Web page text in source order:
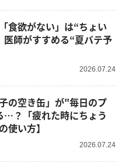
食欲がない」は“ちょい
医師がすすめる“夏バテ予
2026.07.24
の空き缶」が"毎日のプ
…？「疲れた時にちょう
使い方】
2026.07.24